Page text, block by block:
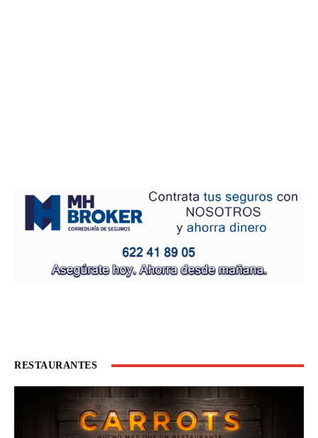
RESTAURANTES